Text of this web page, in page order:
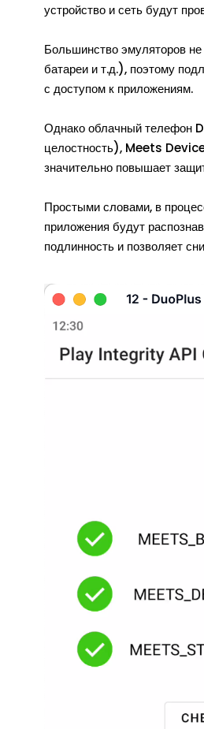
устройство и сеть будут
Большинство эмуляторов
батареи и т.д.), поэтому
с доступом к приложениям.
Однако облачный телефон
целостность), Meets
значительно повышает
Простыми словами, в
приложения будут
подлинность и позволяет